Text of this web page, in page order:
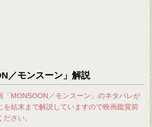
／モンスーン」解説
「MONSOON／モンスーン」のネタバレが
を結末まで解説していますので映画鑑賞前
さい。